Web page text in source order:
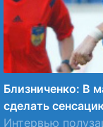
‎Близниченко‬: В
сделать
Интервью